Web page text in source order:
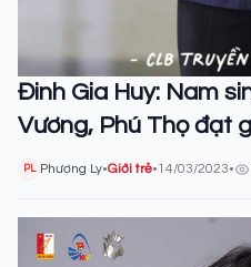
Đinh Gia Huy: Nam
Vương, Phú Thọ đạt
trong Kỳ thi Chọn
PL Phương Ly•Giới trẻ•14/03/2023•